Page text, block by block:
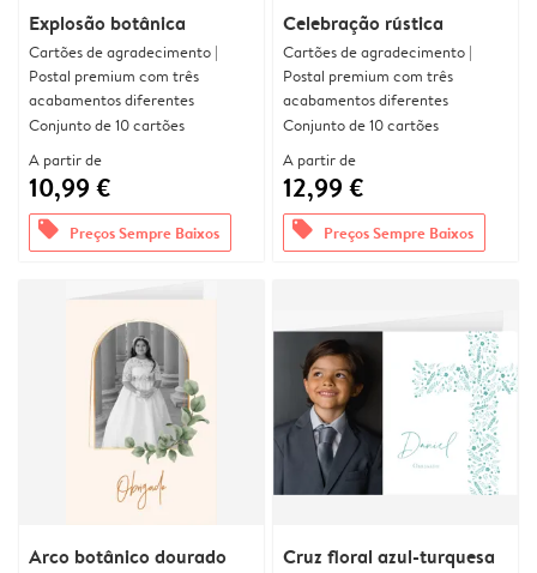
Explosão botânica
Cartões de agradecimento |
Postal premium com três
acabamentos diferentes
Conjunto de 10 cartões
A partir de
10,99 €
offers Preços Sempre Baixos
Celebração rústica
Cartões de agradecimento |
Postal premium com três
acabamentos diferentes
Conjunto de 10 cartões
A partir de
12,99 €
offers Preços Sempre Baixos
Arco botânico dourado Cruz floral azul-turquesa